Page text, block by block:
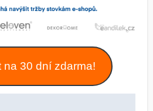
na 30 dní zdarma!